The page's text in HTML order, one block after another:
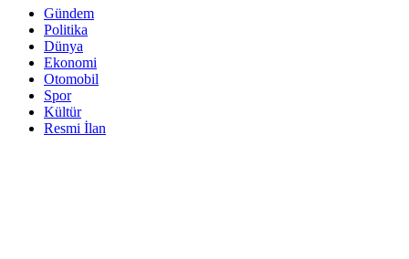
Gündem
Politika
Dünya
Ekonomi
Otomobil
Spor
Kültür
Resmi İlan